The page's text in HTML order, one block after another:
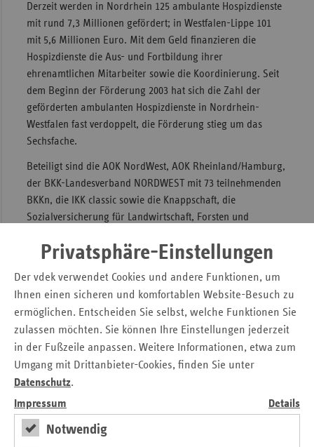
Privatsphäre-Einstellungen
Der vdek verwendet Cookies und andere Funktionen, um
Ihnen einen sicheren und komfortablen Website-Besuch zu
ermöglichen. Entscheiden Sie selbst, welche Funktionen Sie
zulassen möchten. Sie können Ihre Einstellungen jederzeit
in der Fußzeile anpassen. Weitere Informationen, etwa zum
Umgang mit Drittanbieter-Cookies, finden Sie unter
Datenschutz.
Impressum
Details
Notwendig
Derzeit werden in Nordrhein 125 ambulante Hospizdienste
mit rund 7,3 Millionen gefördert; in Westfalen-Lippe 101
mit 5,6 Millionen Euro. Mit dem Geld finanzieren die
Hospizdienste die Aus- und Fortbildung ihrer
ehrenamtlichen Mitarbeiter sowie die Koordinierung. Seit
dem Beginn der Förderung 2003 hat sich die Zahl der
geförderten ambulanten Hospizdienste in Nordrhein-
Westfalen fast verdoppelt, die Förderung stieg um das
Sechsfache.
Beteiligt sind die AOK NordWest, AOK Rheinland/Hamburg,
der BKK-Landesverband NORDWEST mit 73 teilnehmenden
BKKn, die IKK classic sowie die Knappschaft, die
Sozialversicherung für Landwirtschaft, Forsten und
Gesundheit, KKH, HEK, Handelskrankenkasse) im Verband
Förderung richtet sich nach der Zahl der Versicherten.
Pressemitteilung
Ansprechpartner
Federführend für die Veröffentlichung:
Verband der Ersatzkassen e.V., Landesvertretung NRW
Sigrid Averesch
Telefon: 0211/38410-15